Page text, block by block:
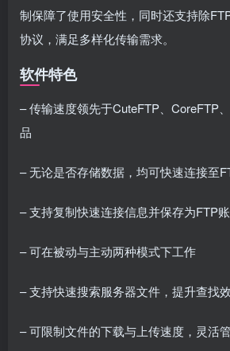
制保障了使用安全性，同时还支持除
协议，满足多样化传输需求。
软件特色
– 传输速度领先于CuteFTP、CoreFTP
品
– 无论是否存储数据，均可快速连接至
– 支持复制快速连接信息并保存为FTP
– 可在被动与主动两种模式下工作
– 支持快速搜索服务器文件，提升查找
– 可限制文件的下载与上传速度，灵活